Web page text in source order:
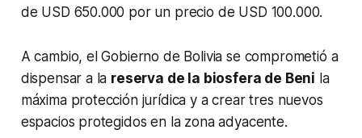
de USD 650.000 por un precio de USD 100.000.
A cambio, el Gobierno de Bolivia se comprometió a
dispensar a la reserva de la biosfera de Beni la
máxima protección jurídica y a crear tres nuevos
espacios protegidos en la zona adyacente.